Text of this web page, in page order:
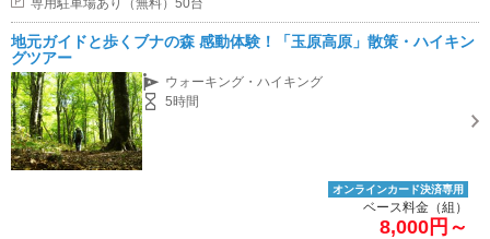
地元ガイドと歩くブナの森 感動体験！「玉原高原」散策・ハイキン
グツアー
ウォーキング・ハイキング
5時間
オンラインカード決済専用
ベース料金（組）
8,000円～